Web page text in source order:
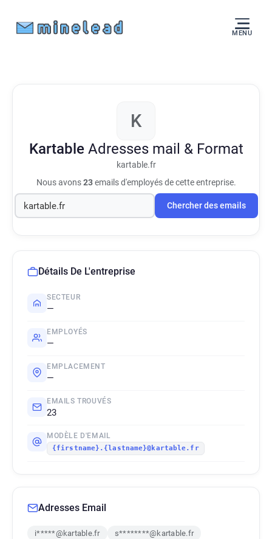
MENU
K
Kartable Adresses mail & Format
kartable.fr
Nous avons23emails d'employés de cette entreprise.
Chercher des emails
Détails De L'entreprise
SECTEUR
—
EMPLOYÉS
—
EMPLACEMENT
—
EMAILS TROUVÉS
23
MODÈLE D'EMAIL
{firstname}.{lastname}@kartable.fr
Adresses Email
i*****@kartable.fr
s********@kartable.fr